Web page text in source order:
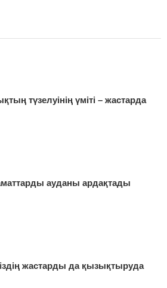
түзелуінің үміті – жастарда
ауданы ардақтады
жастарды да қызықтыруда